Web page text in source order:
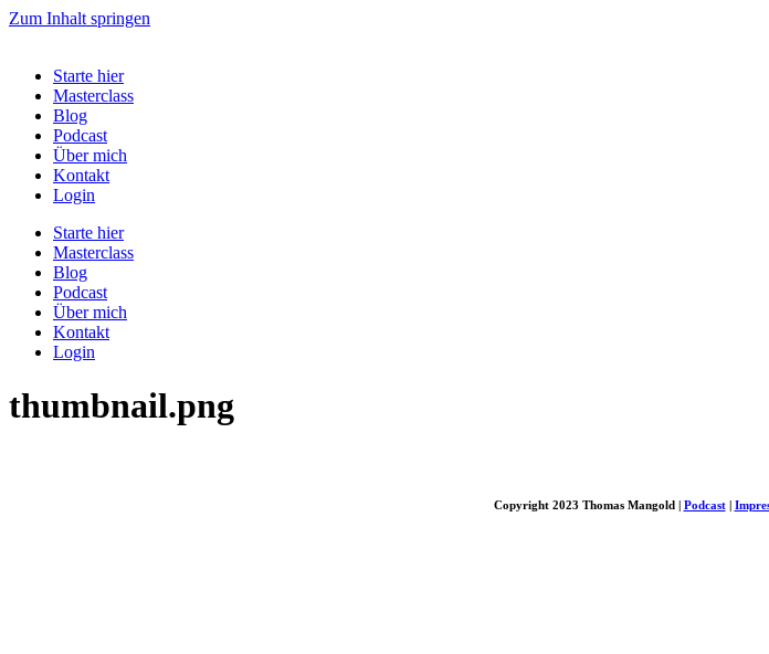
Zum Inhalt springen
Starte hier
Masterclass
Blog
Podcast
Über mich
Kontakt
Login
Starte hier
Masterclass
Blog
Podcast
Über mich
Kontakt
Login
thumbnail.png
Copyright 2023 Thomas Mangold | Podcast|